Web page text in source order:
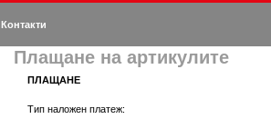
Контакти
Плащане на артикулите
ПЛАЩАНЕ
Тип наложен платеж: